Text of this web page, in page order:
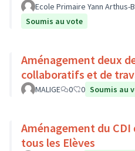
Ecole Primaire Yann Arthus-
Soumis au vote
Aménagement deux
collaboratifs et de
MALIGE 0 0 Soumis au
Aménagement du
tous les Elèves